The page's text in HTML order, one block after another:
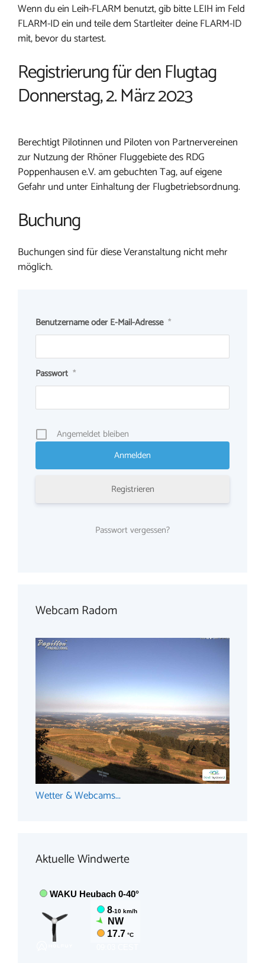
Wenn du ein Leih-FLARM benutzt, gib bitte LEIH im Feld
FLARM-ID ein und teile dem Startleiter deine FLARM-ID
mit, bevor du startest.
Registrierung für den Flugtag
Donnerstag, 2. März 2023
Berechtigt Pilotinnen und Piloten von Partnervereinen
zur Nutzung der Rhöner Fluggebiete des RDG
Poppenhausen e.V. am gebuchten Tag, auf eigene
Gefahr und unter Einhaltung der Flugbetriebsordnung.
Buchung
Buchungen sind für diese Veranstaltung nicht mehr
möglich.
Benutzername oder E-Mail-Adresse *
Passwort *
Angemeldet bleiben
Registrieren
Passwort vergessen?
Webcam Radom
Wetter & Webcams...
Aktuelle Windwerte